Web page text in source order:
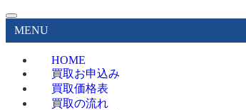
MENU
HOME
買取お申込み
買取価格表
買取の流れ